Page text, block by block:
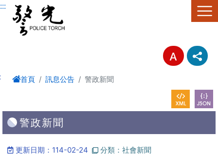
進入內容區塊
:::
首頁 訊息公告 警政新聞
警政新聞
更新日期：114-02-24
分類：社會新聞